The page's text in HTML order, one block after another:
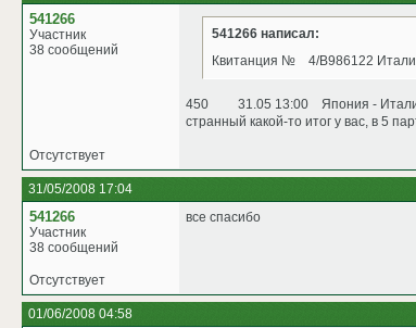
541266
Участник
38 сообщений
541266 написал:
Квитанция № 4/B986122
450 31.05 13:00 Япония -
странный какой-то итог у вас, в 5
Отсутствует
31/05/2008 17:04
541266
Участник
38 сообщений
все спасибо
Отсутствует
01/06/2008 04:58